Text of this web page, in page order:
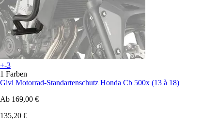
+-3
1 Farben
Givi Motorrad-Standartenschutz Honda Cb 500x (13 à 18)
Ab 169,00 €
135,20 €